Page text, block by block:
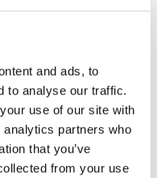
and ads, to
to analyse our traffic.
use of our site with
partners who
that you’ve
from your use
inglese
del lavoro
inglese
dichiaro di acconsentire
conformità